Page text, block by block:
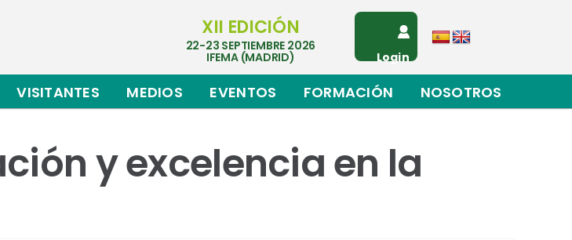
XII EDICIÓN
22-23 SEPTIEMBRE 2026
IFEMA (MADRID) Login
VISITANTES MEDIOS EVENTOS FORMACIÓN NOSOTROS
y excelencia en la